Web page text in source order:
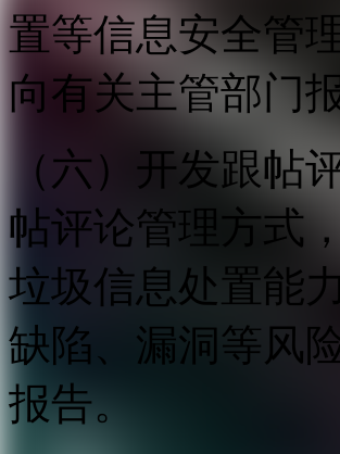
置等信息安全管
向有关主管部门报
（六）开发跟帖
帖评论管理方式
垃圾信息处置能
缺陷、漏洞等风
报告。